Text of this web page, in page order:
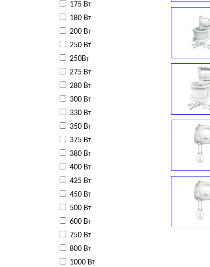
175 Вт
180 Вт
200 Вт
250 Вт
250Вт
275 Вт
280 Вт
300 Вт
330 Вт
350 Вт
375 Вт
380 Вт
400 Вт
425 Вт
450 Вт
500 Вт
600 Вт
750 Вт
800 Вт
1000 Вт